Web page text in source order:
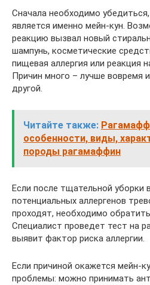
Сначала необходимо
является именно мейн-кун.
реакцию вызвал новый
шампунь, косметические
пищевая аллергия или
Причин много – лучше вовремя
другой.
Читайте также:
особенности, виды,
породы рагамаффин
Если после тщательной уборки
потенциальных аллергенов
проходят, необходимо
Специалист проведет тест на
выявит фактор риска аллергии.
Если причиной окажется мейн-
проблемы: можно принимать